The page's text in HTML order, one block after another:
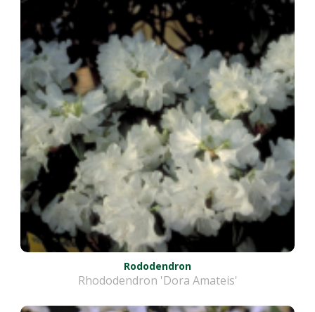
Rododendron
Rhododendron 'Dora Amateis'